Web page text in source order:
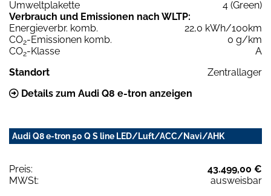
Umweltplakette
4 (Green)
Verbrauch und Emissionen nach WLTP:
Energieverbr. komb.
22,0 kWh/100km
CO2-Emissionen komb.
0 g/km
CO2-Klasse
A
Standort
Zentrallager
Details zum Audi Q8 e-tron anzeigen
Audi Q8 e-tron 50 Q S line LED/Luft/ACC/Navi/AHK
Preis:
43.499,00 €
MWSt:
ausweisbar